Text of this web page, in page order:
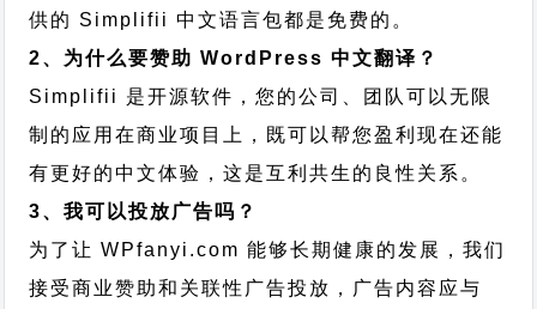
供的 Simplifii 中文语言包都是免费的。
2、为什么要赞助 WordPress 中文翻译？
Simplifii 是开源软件，您的公司、团队可以无限
制的应用在商业项目上，既可以帮您盈利现在还能
有更好的中文体验，这是互利共生的良性关系。
3、我可以投放广告吗？
为了让 WPfanyi.com 能够长期健康的发展，我们
接受商业赞助和关联性广告投放，广告内容应与